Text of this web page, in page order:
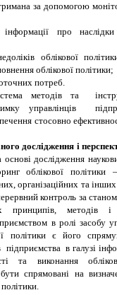
за допомогою
про наслідки
облікової
облікової політики;
потреб.
методів та
управлінців
стосовно
дослідження і
основі дослідження
облікової політики
організаційних та
контроль за
принципів, методів
в ролі засобу
політики є його
підприємства в галузі
та виконання
спрямовані на
.